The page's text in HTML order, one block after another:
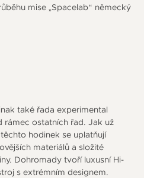
mise „Spacelab“ německý
také řada experimental
rámec ostatních řad. Jak už
hodinek se uplatňují
materiálů a složité
Dohromady tvoří luxusní Hi-
s extrémním designem.